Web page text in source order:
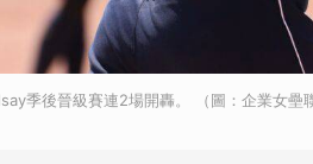
季後晉級賽連2場開轟。 （圖：企業女壘